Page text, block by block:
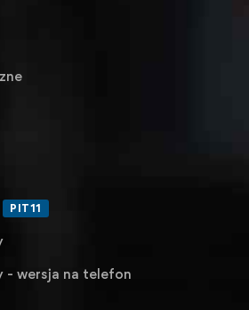
PIT11
- wersja na telefon